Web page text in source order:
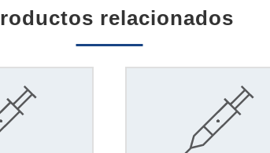
productos relacionados